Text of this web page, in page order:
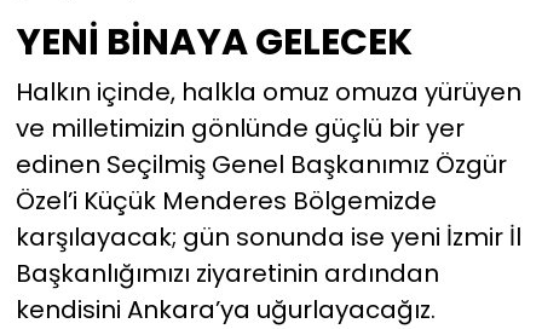
YENİ BİNAYA GELECEK
Halkın içinde, halkla omuz omuza yürüyen
ve milletimizin gönlünde güçlü bir yer
edinen Seçilmiş Genel Başkanımız Özgür
Özel’i Küçük Menderes Bölgemizde
karşılayacak; gün sonunda ise yeni İzmir İl
Başkanlığımızı ziyaretinin ardından
kendisini Ankara’ya uğurlayacağız.